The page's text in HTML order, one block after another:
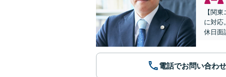
【関
に対応
休日面
電話でお問い合わせ